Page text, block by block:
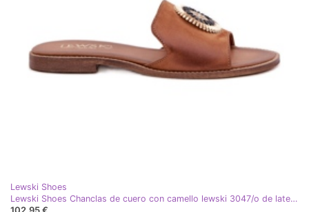
Lewski Shoes
Lewski Shoes Chanclas de cuero con camello lewski 3047/o de late plano marrón